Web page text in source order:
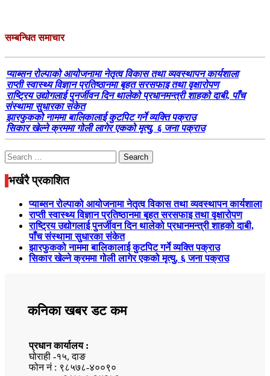
सम्बन्धित समाचार
प्याब्सन रोल्पाको आयोजनामा नेतृत्व विकास तथा व्यवस्थापन कार्यशाला
राप्ती स्वास्थ्य विज्ञान प्रतिष्ठानमा बृहत सरसफाइ तथा वृक्षारोपण
राष्ट्रिय उद्योगलाई पुनर्जीवन दिन थालेको प्रधानमन्त्री शाहको दाबी, पाँच
संस्थामा सुधारका संकेत
झारफुकको नाममा बालिकालाई कुटपिट गर्ने व्यक्ति पक्राउ
सिकार खेल्ने क्रममा गोली लागेर एकको मृत्यु, ६ जना पक्राउ
Search
for:
भर्खरै प्रकाशित
प्याब्सन रोल्पाको आयोजनामा नेतृत्व विकास तथा व्यवस्थापन कार्यशाला
राप्ती स्वास्थ्य विज्ञान प्रतिष्ठानमा बृहत सरसफाइ तथा वृक्षारोपण
राष्ट्रिय उद्योगलाई पुनर्जीवन दिन थालेको प्रधानमन्त्री शाहको दाबी,
पाँच संस्थामा सुधारका संकेत
झारफुकको नाममा बालिकालाई कुटपिट गर्ने व्यक्ति पक्राउ
सिकार खेल्ने क्रममा गोली लागेर एकको मृत्यु, ६ जना पक्राउ
कनिका खबर डट कम
प्रधान कार्यालय :
घोराही -१५, दाङ
फोन नं : ९८५७८-४००९०